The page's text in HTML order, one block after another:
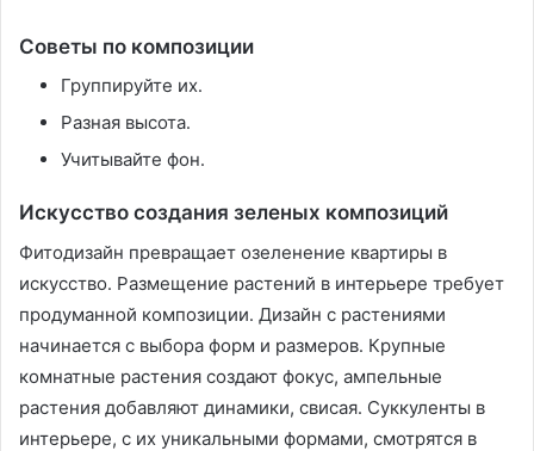
Советы по композиции
Группируйте их․
Разная высота․
Учитывайте фон․
Искусство создания зеленых композиций
Фитодизайн превращает озеленение квартиры в
искусство․ Размещение растений в интерьере требует
продуманной композиции․ Дизайн с растениями
начинается с выбора форм и размеров․ Крупные
комнатные растения создают фокус, ампельные
растения добавляют динамики, свисая․ Суккуленты в
интерьере, с их уникальными формами, смотрятся в